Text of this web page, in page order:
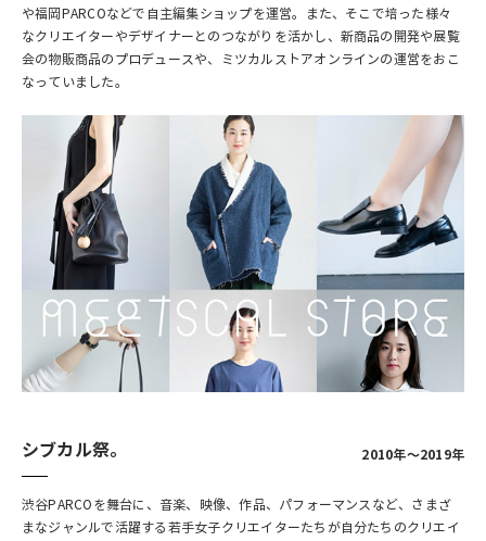
や福岡PARCOなどで自主編集ショップを運営。また、そこで培った様々
なクリエイターやデザイナーとのつながりを活かし、新商品の開発や展覧
会の物販商品のプロデュースや、ミツカルストアオンラインの運営をおこ
なっていました。
シブカル祭。 2010年～2019年
渋谷PARCOを舞台に、音楽、映像、作品、パフォーマンスなど、さまざ
まなジャンルで活躍する若手女子クリエイターたちが自分たちのクリエイ